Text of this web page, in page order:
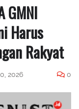
GMNI
Harus
Rakyat
2026 0